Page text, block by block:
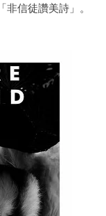
信徒讚美詩」。